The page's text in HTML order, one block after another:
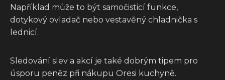
Například může to být samočisticí funkce,
dotykový ovladač nebo vestavěný chladnička s
lednicí.
Sledování slev a akcí je také dobrým tipem pro
úsporu peněz při nákupu Oresi kuchyně.